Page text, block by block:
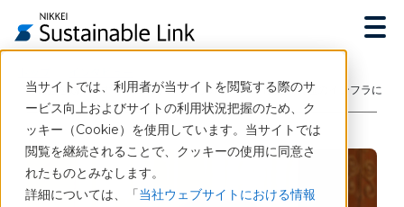
当サイトでは、利用者が当サイトを閲覧する際のサ
ービス向上およびサイトの利用状況把握のため、ク
ッキー（Cookie）を使用しています。当サイトでは
閲覧を継続されることで、クッキーの使用に同意さ
れたものとみなします。
詳細については、「当社ウェブサイトにおける情報
調査を効率化する「日経サステナブルリンク」は企業共通のインフラに